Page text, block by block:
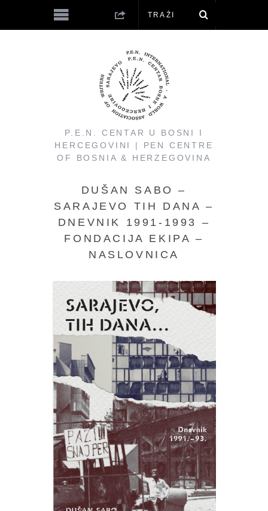
P.E.N. CENTAR U BOSNI I
HERCEGOVINI | PEN CENTRE
OF BOSNIA & HERZEGOVINA
DUŠAN SABO –
SARAJEVO TIH DANA –
DNEVNIK 1991-1993 –
FONDACIJA EKIPA –
NASLOVNICA